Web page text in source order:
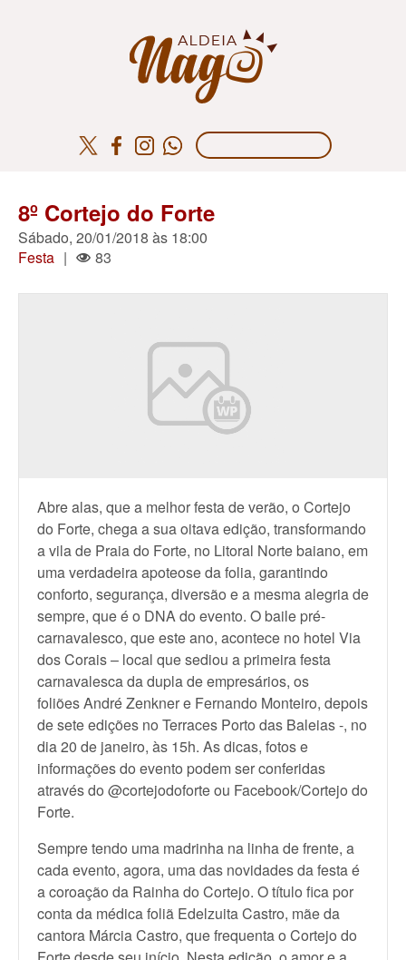
8º Cortejo do Forte
Sábado, 20/01/2018 às 18:00
Festa | 83
Abre alas, que a melhor festa de verão, o Cortejo
do Forte, chega a sua oitava edição, transformando
a vila de Praia do Forte, no Litoral Norte baiano, em
uma verdadeira apoteose da folia, garantindo
conforto, segurança, diversão e a mesma alegria de
sempre, que é o DNA do evento. O baile pré-
carnavalesco, que este ano, acontece no hotel Via
dos Corais – local que sediou a primeira festa
carnavalesca da dupla de empresários, os
foliões André Zenkner e Fernando Monteiro, depois
de sete edições no Terraces Porto das Baleias -, no
dia 20 de janeiro, às 15h. As dicas, fotos e
informações do evento podem ser conferidas
através do @cortejodoforte ou Facebook/Cortejo do
Forte.
Sempre tendo uma madrinha na linha de frente, a
cada evento, agora, uma das novidades da festa é
a coroação da Rainha do Cortejo. O título fica por
conta da médica foliã Edelzuita Castro, mãe da
cantora Márcia Castro, que frequenta o Cortejo do